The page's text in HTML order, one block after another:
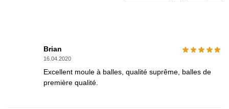
Brian
16.04.2020
Excellent moule à balles, qualité suprême, balles de
première qualité.